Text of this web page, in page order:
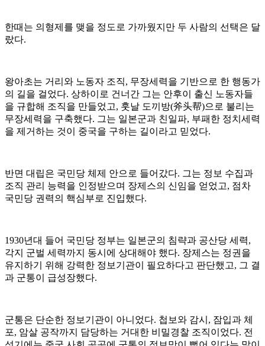
한때는 의형제를 맺을 정도로 가까웠지만 두 사람의 선택은 달
랐다.
왕아초는 거리와 노동자 조직, 무장세력을 기반으로 한 행동가
의 길을 걸었다. 상하이로 건너간 그는 안후이 출신 노동자들
을 규합해 조직을 만들었고, 훗날 도끼방(斧头帮)으로 불리는
무장세력을 구축했다. 그는 일본군과 친일파, 부패한 정치세력
을 제거하는 것이 중국을 구하는 길이라고 믿었다.
반면 대립은 국민당 체제 안으로 들어갔다. 그는 정보 수집과
조직 관리 능력을 인정받으며 장제스의 신임을 얻었고, 점차
국민당 권력의 핵심부로 진입했다.
1930년대 들어 국민당 정부는 일본군의 침략과 공산당 세력,
각지 군벌 세력까지 동시에 상대해야 했다. 장제스는 정권을
유지하기 위해 강력한 정보기관이 필요하다고 판단했고, 그 결
과 군통이 급성장했다.
군통은 단순한 정보기관이 아니었다. 첩보와 감시, 잠입과 체
포, 암살 공작까지 담당하는 거대한 비밀경찰 조직이었다. 전